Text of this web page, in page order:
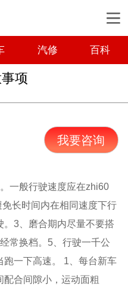
汽修 百科
项
我要咨询
一般行驶速度应在zhi60
长时间内在相同速度下行
3、磨合期内尽量不要搭
常换档。5、行驶一千公
一下高速。 1、每台新车
合间隙小，运动面粗